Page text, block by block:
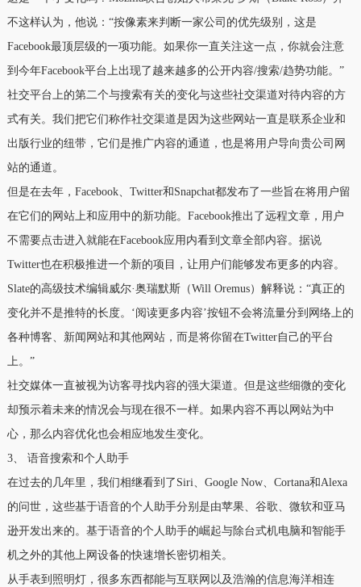
不这样认为，他说：“按像素来判断一家公司的优先级别，这是
Facebook最顶层级的一项功能。如果你一直关注这一点，你就会注意
到今年Facebook平台上出现了越来越多的公开内容/搜索/趋势功能。”
社交平台上的第二个与搜索有关的变化与这些社交渠道对待内容的方
式有关。我们把它们称作社交渠道是因为这些网站一直是联系企业和
出版行业的纽带，它们是推广内容的通道，也是将用户导向贵公司网
站的通道。
但是在去年，Facebook、Twitter和Snapchat都发布了一些旨在将用户留
在它们的网站上和应用中的新功能。Facebook推出了远程文章，用户
不需要点击进入就能在Facebook应用内看到文章全部内容。据说
Twitter也在积极推进一个新的项目，让用户们能够发布更多的内容。
Slate的高级技术编辑威尔·奥瑞默斯（Will Oremus）解释说：“真正的
变化并不是推特的长度。‘阅读更多内容’按钮不会将流量分到网络上的
各种博客、新闻网站和其他网站，而是将你留在Twitter自己的平台
上。”
社交媒体一直被视为访客寻找内容的强大渠道。但是这些细微的变化
却预示着未来的情况会与现在很不一样。如果内容不再以网站为中
心，那么内容优化也会相应地发生变化。
3、 语音搜索和个人助手
在过去的几年里，我们相继看到了Siri、Google Now、Cortana和Alexa
的问世，这些基于语音的个人助手分别是由苹果、谷歌、微软和亚马
逊开发出来的。基于语音的个人助手的崛起与除台式机电脑和智能手
机之外的其他上网设备的快速增长密切相关。
从手表到照明灯，很多东西都能与互联网以及浩瀚的信息海洋相连